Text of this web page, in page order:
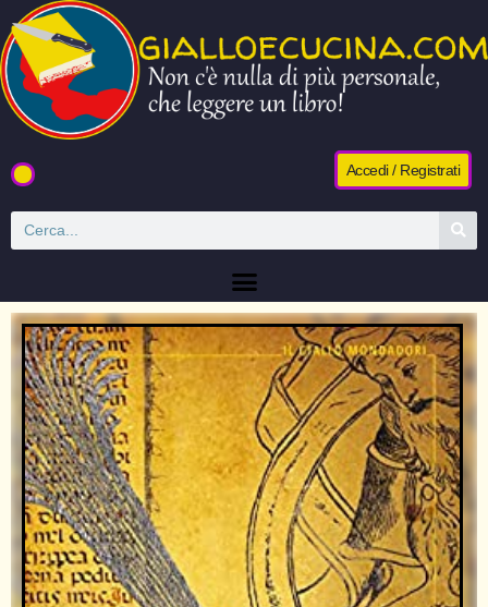
Accedi / Registrati